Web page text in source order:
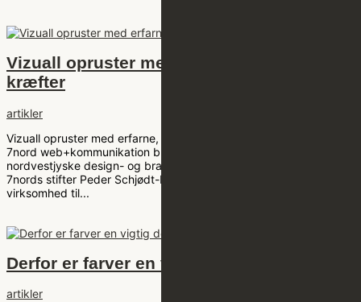
Vizuall opruster med erfarne, lokale
kræfter
artikler
Vizuall opruster med erfarne, lokale kræfter Det Thisted-baserede
7nord web+kommunikation bliver del af det hastigt voksende
nordvestjyske design- og brandbureau Vizuall. Det sker efter at
7nords stifter Peder Schjødt-Pedersen pr. 1. maj har solgt sin
virksomhed til...
Derfor er farver en vigtig del af dit brand
artikler